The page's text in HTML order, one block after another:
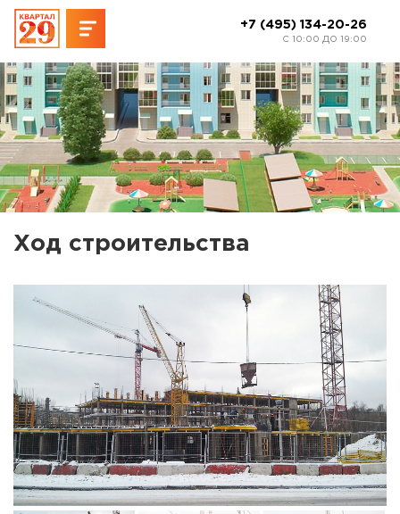
+7 (495) 134-20-26
C 10:00 ДО 19:00
Ход строительства